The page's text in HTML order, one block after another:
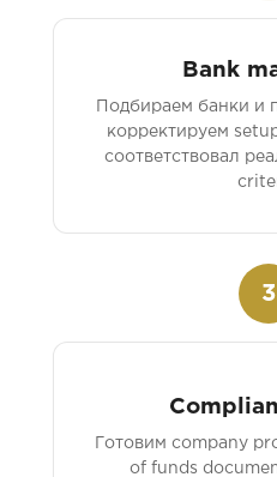
Bank
Подбираем банки и
корректируем
соответствовал
3
Готовим company
of funds